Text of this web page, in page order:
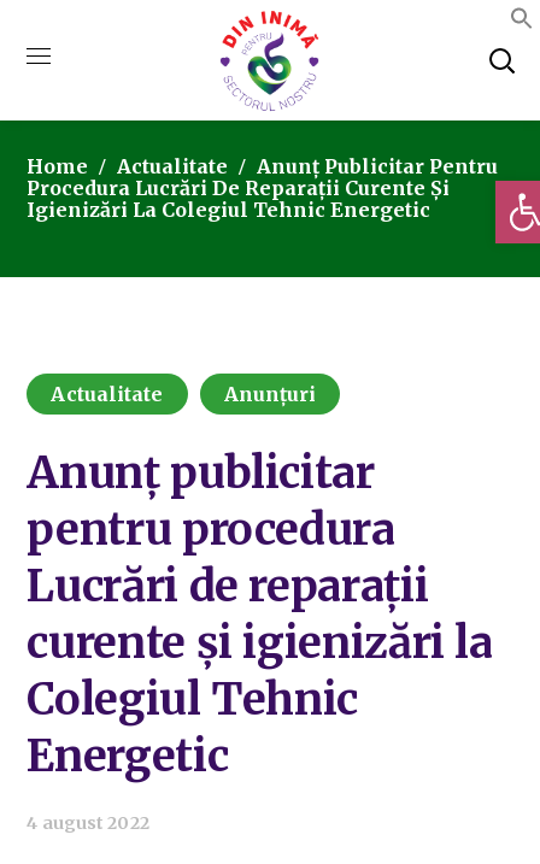
Home Actualitate
Anunț Publicitar Pentru
Procedura Lucrări De Reparații Curente Și
Igienizări La Colegiul Tehnic Energetic
Actualitate Anunțuri
Anunț publicitar
pentru procedura
Lucrări de reparații
curente și igienizări la
Colegiul Tehnic
Energetic
4 august 2022